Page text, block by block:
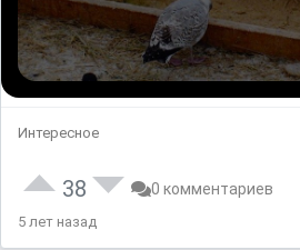
Интересное
38 0 комментариев
5 лет назад